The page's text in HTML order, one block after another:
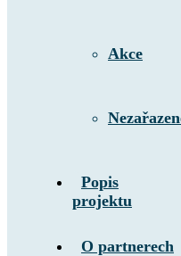
Akce
Popis
projektu
O partnerech